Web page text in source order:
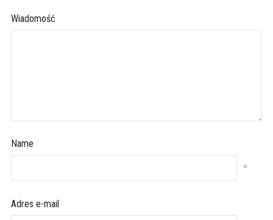
Wiadomość
Name
*
Adres e-mail